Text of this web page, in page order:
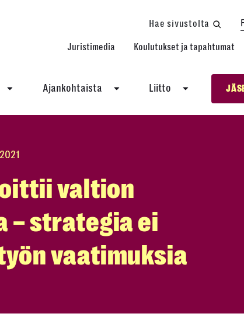
Hae sivustolta
Juristimedia Koulutukset ja tapahtumat
Ajankohtaista Liitto
valtion
strategia ei
vaatimuksia